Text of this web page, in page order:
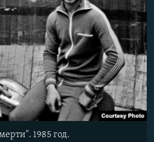
1985 год.